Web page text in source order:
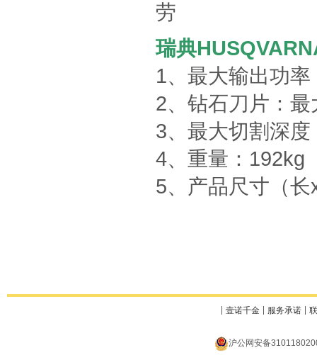
劳
瑞典
1、最大输出功
2、钻石刀片：最
3、最大切割深度
4、重量：192kg
5、产品尺寸（
壹诺千金 服务承诺
沪公网安备